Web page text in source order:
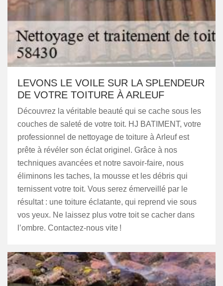
LEVONS LE VOILE SUR LA SPLENDEUR
DE VOTRE TOITURE À ARLEUF
Découvrez la véritable beauté qui se cache sous les
couches de saleté de votre toit. HJ BATIMENT, votre
professionnel de nettoyage de toiture à Arleuf est
prête à révéler son éclat originel. Grâce à nos
techniques avancées et notre savoir-faire, nous
éliminons les taches, la mousse et les débris qui
ternissent votre toit. Vous serez émerveillé par le
résultat : une toiture éclatante, qui reprend vie sous
vos yeux. Ne laissez plus votre toit se cacher dans
l’ombre. Contactez-nous vite !